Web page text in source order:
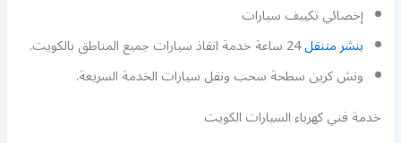
إخصائي تكييف سيارات
بنشر متنقل24 ساعة خدمة انقاذ سيارات جميع المناطق بالكويت.
ونش كرين سطحة سحب ونقل سيارات الخدمة السريعة.
خدمة فني كهرباء السيارات الكويت